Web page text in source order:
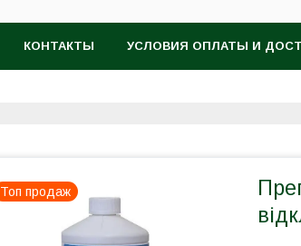
КОНТАКТЫ УСЛОВИЯ ОПЛАТЫ И
Топ продаж